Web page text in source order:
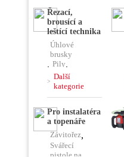
Řezací,
brousící a
leštící technika
Úhlové
brusky
, Pily,
Rozbrušovací
pily
Hladičky,
Frézy,
Brusky,
Leštičky,
Další
kategorie
Pro instalatéra
a topenáře
Závitořez,
Svářecí
pistole na